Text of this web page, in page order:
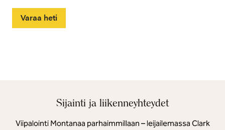
Varaa heti
Sijainti ja liikenneyhteydet
Viipalointi Montanaa parhaimmillaan – leijailemassa Clark